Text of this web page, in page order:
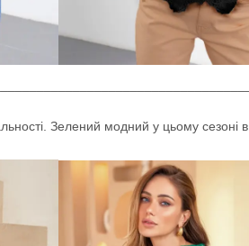
Зелений модний у цьому сезоні в